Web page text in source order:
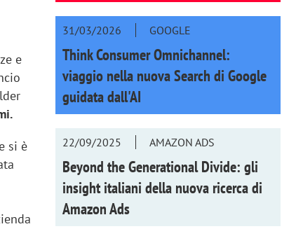
e
si è
31/03/2026 GOOGLE
Think Consumer Omnichannel:
viaggio nella nuova Search di Google
guidata dall'AI
22/09/2025 AMAZON ADS
Beyond the Generational Divide: gli
insight italiani della nuova ricerca di
Amazon Ads